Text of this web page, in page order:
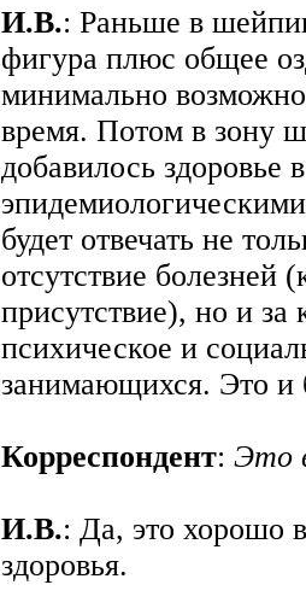
И.В.: Раньше в
фигура плюс общее
минимально
время. Потом в зону
добавилось здоровье
будет отвечать не
отсутствие
присутствие), но и за
психическое и
занимающихся. Это и
Корреспондент: Это
И.В.: Да, это хорошо
здоровья.